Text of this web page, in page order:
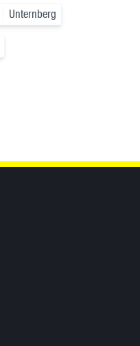
Unternberg